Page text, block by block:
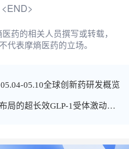
<END>
药的相关人员撰写或转载，
代表摩熵医药的立场。
05.10全球创新药研发概览
辉瑞百亿美元布局的超长效GLP-1受体激动剂PF-08653944在华获批临床，主打周/月灵活给药